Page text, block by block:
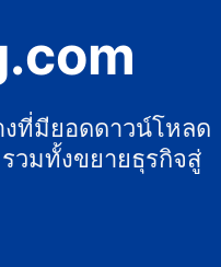
งที่มียอดดาวน์โหลด
วมทั้งขยายธุรกิจสู่